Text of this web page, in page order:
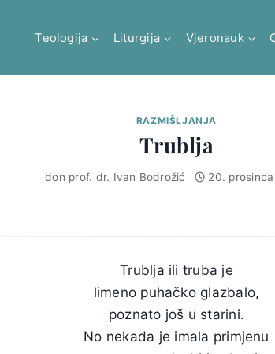
Teologija Liturgija Vjeronauk
RAZMIŠLJANJA
Trublja
don prof. dr. Ivan Bodrožić 20.
Trublja ili truba je
limeno puhačko glazbalo,
poznato još u starini.
No nekada je imala primjenu